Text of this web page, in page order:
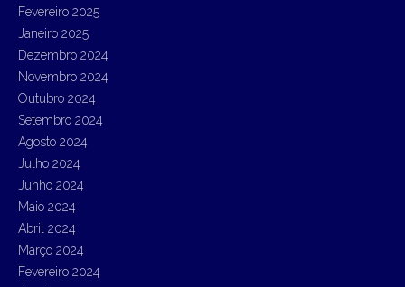
Fevereiro 2025
Janeiro 2025
Dezembro 2024
Novembro 2024
Outubro 2024
Setembro 2024
Agosto 2024
Julho 2024
Junho 2024
Maio 2024
Abril 2024
Março 2024
Fevereiro 2024